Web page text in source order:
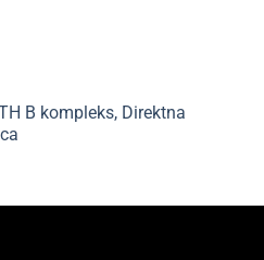
B kompleks, Direktna